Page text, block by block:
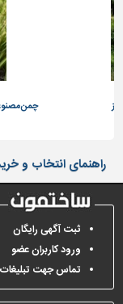
چمن
راهنمای انتخاب و
ثبت آگهی رایگان
ورود کاربران عضو
تماس جهت تبلیغات